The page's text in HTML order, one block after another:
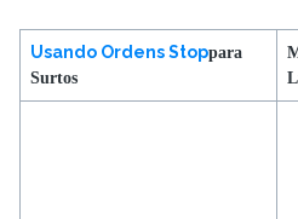
Usando Ordens Stoppara
Surtos